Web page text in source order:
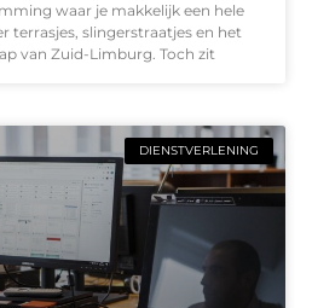
waar je makkelijk een hele
terrasjes, slingerstraatjes en het
van Zuid-Limburg. Toch zit
DIENSTVERLENING